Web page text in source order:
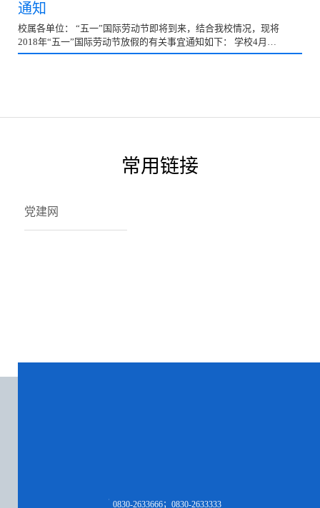
通知
校属各单位： “五一”国际劳动节即将到来，结合我校情况，现将
2018年“五一”国际劳动节放假的有关事宜通知如下： 学校4月29
日—5月1日放假，共3天。4月28日（星期六）...
常用链接
党建网
0830-2633666；0830-2633333